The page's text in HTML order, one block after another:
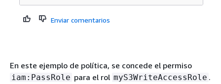
Enviar comentarios
En este ejemplo de política, se concede el permiso
iam:PassRole para el rol myS3WriteAccessRole .